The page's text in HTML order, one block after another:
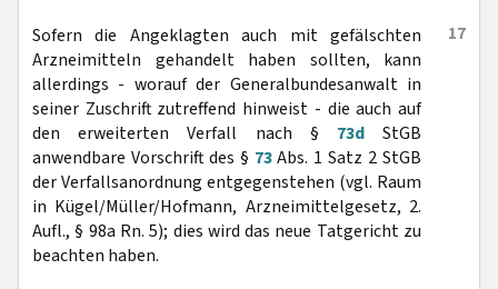
17
Sofern die Angeklagten auch mit gefälschten
Arzneimitteln gehandelt haben sollten, kann
allerdings - worauf der Generalbundesanwalt in
seiner Zuschrift zutreffend hinweist - die auch auf
den erweiterten Verfall nach § 73dStGB
anwendbare Vorschrift des § 73Abs. 1 Satz 2 StGB
der Verfallsanordnung entgegenstehen (vgl. Raum
in Kügel/Müller/Hofmann, Arzneimittelgesetz, 2.
Aufl., § 98a Rn. 5); dies wird das neue Tatgericht zu
beachten haben.